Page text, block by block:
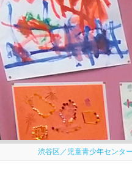
渋谷区／児童青少年センタ